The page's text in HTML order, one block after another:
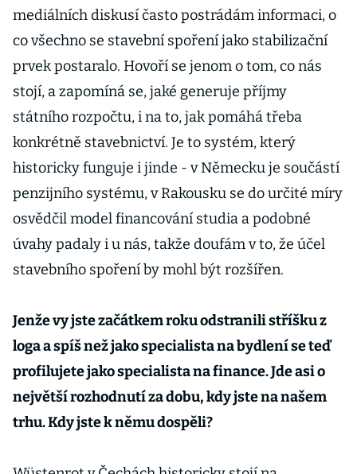
mediálních diskusí často postrádám informaci, o
co všechno se stavební spoření jako stabilizační
prvek postaralo. Hovoří se jenom o tom, co nás
stojí, a zapomíná se, jaké generuje příjmy
státního rozpočtu, i na to, jak pomáhá třeba
konkrétně stavebnictví. Je to systém, který
historicky funguje i jinde - v Německu je součástí
penzijního systému, v Rakousku se do určité míry
osvědčil model financování studia a podobné
úvahy padaly i u nás, takže doufám v to, že účel
stavebního spoření by mohl být rozšířen.
Jenže vy jste začátkem roku odstranili stříšku z
loga a spíš než jako specialista na bydlení se teď
profilujete jako specialista na finance. Jde asi o
největší rozhodnutí za dobu, kdy jste na našem
trhu. Kdy jste k němu dospěli?